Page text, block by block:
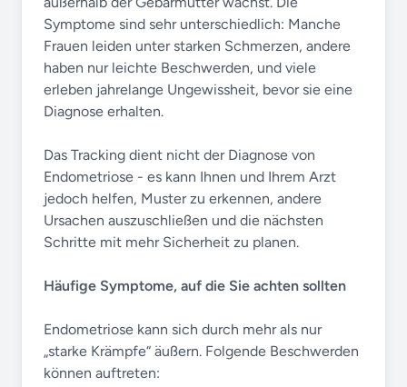
Symptome sind sehr unterschiedlich: Manche
Frauen leiden unter starken Schmerzen, andere
haben nur leichte Beschwerden, und viele
erleben jahrelange Ungewissheit, bevor sie eine
Diagnose erhalten.
Das Tracking dient nicht der Diagnose von
Endometriose - es kann Ihnen und Ihrem Arzt
jedoch helfen, Muster zu erkennen, andere
Ursachen auszuschließen und die nächsten
Schritte mit mehr Sicherheit zu planen.
Häufige Symptome, auf die Sie achten sollten
Endometriose kann sich durch mehr als nur
„starke Krämpfe“ äußern. Folgende Beschwerden
können auftreten: